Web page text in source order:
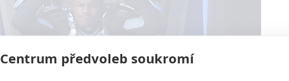
Centrum předvoleb soukromí